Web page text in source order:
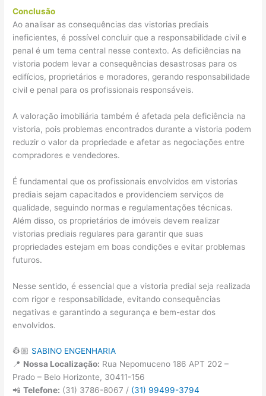
Conclusão
Ao analisar as consequências das vistorias prediais
ineficientes, é possível concluir que a responsabilidade civil e
penal é um tema central nesse contexto. As deficiências na
vistoria podem levar a consequências desastrosas para os
edifícios, proprietários e moradores, gerando responsabilidade
civil e penal para os profissionais responsáveis.
A valoração imobiliária também é afetada pela deficiência na
vistoria, pois problemas encontrados durante a vistoria podem
reduzir o valor da propriedade e afetar as negociações entre
compradores e vendedores.
É fundamental que os profissionais envolvidos em vistorias
prediais sejam capacitados e providenciem serviços de
qualidade, seguindo normas e regulamentações técnicas.
Além disso, os proprietários de imóveis devem realizar
vistorias prediais regulares para garantir que suas
propriedades estejam em boas condições e evitar problemas
futuros.
Nesse sentido, é essencial que a vistoria predial seja realizada
com rigor e responsabilidade, evitando consequências
negativas e garantindo a segurança e bem-estar dos
envolvidos.
👷🏼 SABINO ENGENHARIA
📍 Nossa Localização: Rua Nepomuceno 186 APT 202 –
Prado – Belo Horizonte, 30411-156
📲Telefone: (31) 3786-8067 / (31) 99499-3794